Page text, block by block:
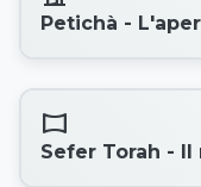
Petichà -
Panorama_Horizontal
Sefer Torah -